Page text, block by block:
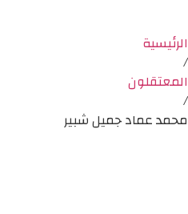
الرئيسية
/
المعتقلون
/
محمد عماد جميل شبير